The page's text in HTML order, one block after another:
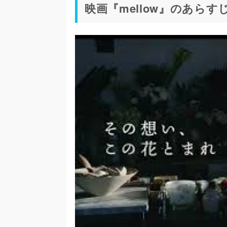
映画『mellow』のあらす